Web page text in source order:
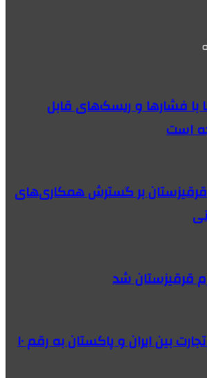
با فشارها و ریسک‌های قابل
است
قرقیزستان بر گسترش همکاری‌های
قرقیزستان شد
افزایش حجم تجارت بین ایران و پاکستان به رقم ۱۰